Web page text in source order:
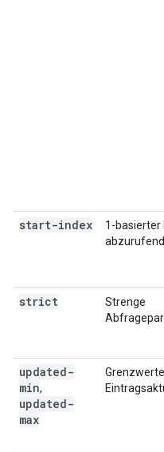
start-index
1-basierter
strict
Strenge
updated-
min,
updated-
max